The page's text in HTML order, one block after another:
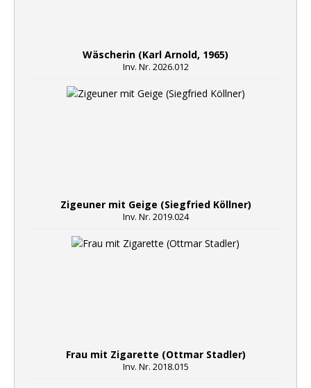
Wäscherin (Karl Arnold, 1965)
Inv. Nr. 2026.012
Zigeuner mit Geige (Siegfried Köllner)
Inv. Nr. 2019.024
Frau mit Zigarette (Ottmar Stadler)
Inv. Nr. 2018.015